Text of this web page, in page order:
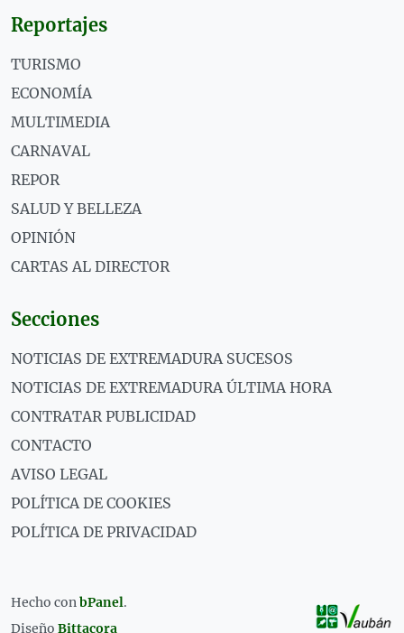
Reportajes
TURISMO
ECONOMÍA
MULTIMEDIA
CARNAVAL
REPOR
SALUD Y BELLEZA
OPINIÓN
CARTAS AL DIRECTOR
Secciones
NOTICIAS DE EXTREMADURA SUCESOS
NOTICIAS DE EXTREMADURA ÚLTIMA HORA
CONTRATAR PUBLICIDAD
CONTACTO
AVISO LEGAL
POLÍTICA DE COOKIES
POLÍTICA DE PRIVACIDAD
Hecho conbPanel.
Diseño Bittacora